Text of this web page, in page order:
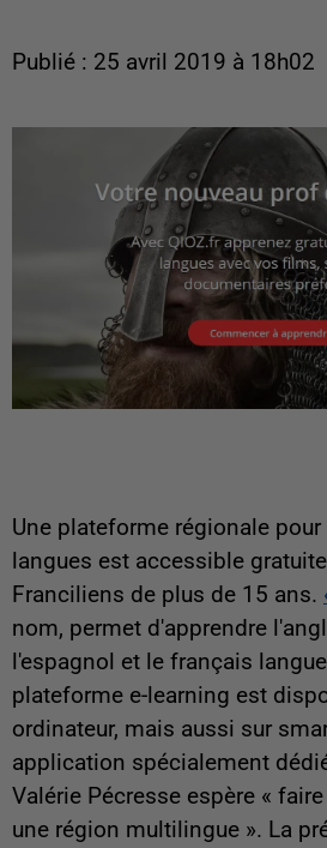
Publié : 25 avril 2019 à 18h02
Une plateforme régionale
langues est accessible
Franciliens de plus de 15 ans.
nom, permet d'apprendre
l'espagnol et le français
plateforme e-learning est
ordinateur, mais aussi sur
application spécialement
Valérie Pécresse espère «
une région multilingue ». La